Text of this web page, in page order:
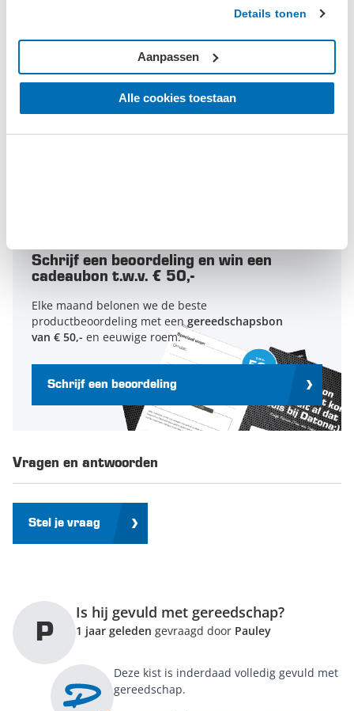
Details tonen
Alle cookies toestaan
Aanpassen
0/5
0 beoordelingen
Schrijf een beoordeling en win een
cadeaubon t.w.v. € 50,-
Elke maand belonen we de beste
productbeoordeling met eengereedschapsbon
van € 50,- en eeuwige roem.
Schrijf een beoordeling
Vragen en antwoorden
Stel je vraag
P
Is hij gevuld met gereedschap?
1 jaar geleden gevraagd door Pauley
Deze kist is inderdaad volledig gevuld met
gereedschap.